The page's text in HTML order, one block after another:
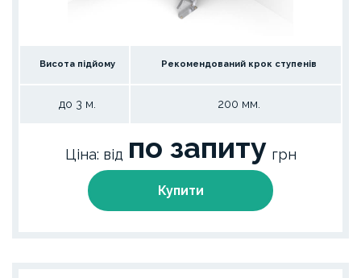
Висота підйому Рекомендований крок ступенів
до 3 м. 200 мм.
Ціна: від по запиту грн
Купити